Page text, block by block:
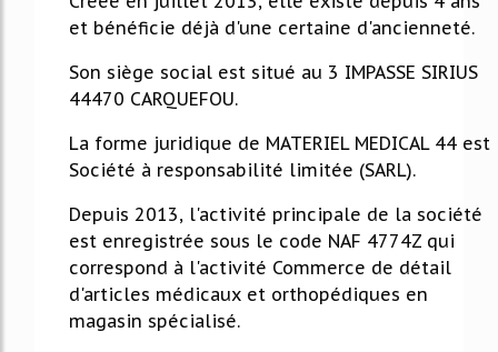
et bénéficie déjà d'une certaine d'ancienneté.
Son siège social est situé au 3 IMPASSE SIRIUS
44470 CARQUEFOU.
La forme juridique de MATERIEL MEDICAL 44 est
Société à responsabilité limitée (SARL).
Depuis 2013, l'activité principale de la société
est enregistrée sous le code NAF 4774Z qui
correspond à l'activité Commerce de détail
d'articles médicaux et orthopédiques en
magasin spécialisé.